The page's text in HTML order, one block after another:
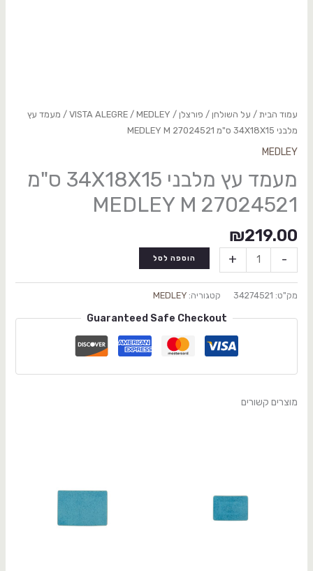
עמוד הבית/ על השולחן / פורצלן /
VISTA ALEGRE /MEDLEY
/ מעמד עץ
מלבני 34X18X15 ס"מ 27024521 MEDLEY M
MEDLEY
מעמד עץ מלבני 34X18X15 ס"מ
27024521 MEDLEY M
₪219.00
-
+ הוספה לסל
מק"ט: 34274521 קטגוריה: MEDLEY
Guaranteed Safe Checkout
מוצרים קשורים